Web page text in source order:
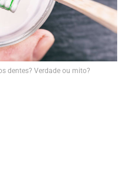
dentes? Verdade ou mito?